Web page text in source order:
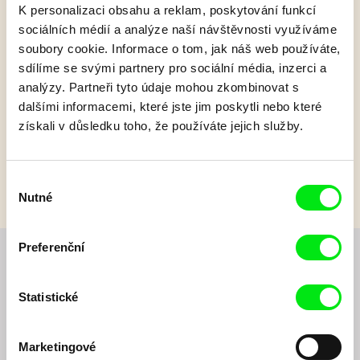
K personalizaci obsahu a reklam, poskytování funkcí
sociálních médií a analýze naší návštěvnosti využíváme
soubory cookie. Informace o tom, jak náš web používáte,
sdílíme se svými partnery pro sociální média, inzerci a
analýzy. Partneři tyto údaje mohou zkombinovat s
dalšími informacemi, které jste jim poskytli nebo které
získali v důsledku toho, že používáte jejich služby.
souhlasu
Nutné
Preferenční
Statistické
Marketingové
Pat a Mat: Obraz
Pat a Mat stěhují do bytu veliký obraz, který však neprojde
dveřmi jinak než po kouskách…
Zobrazit více